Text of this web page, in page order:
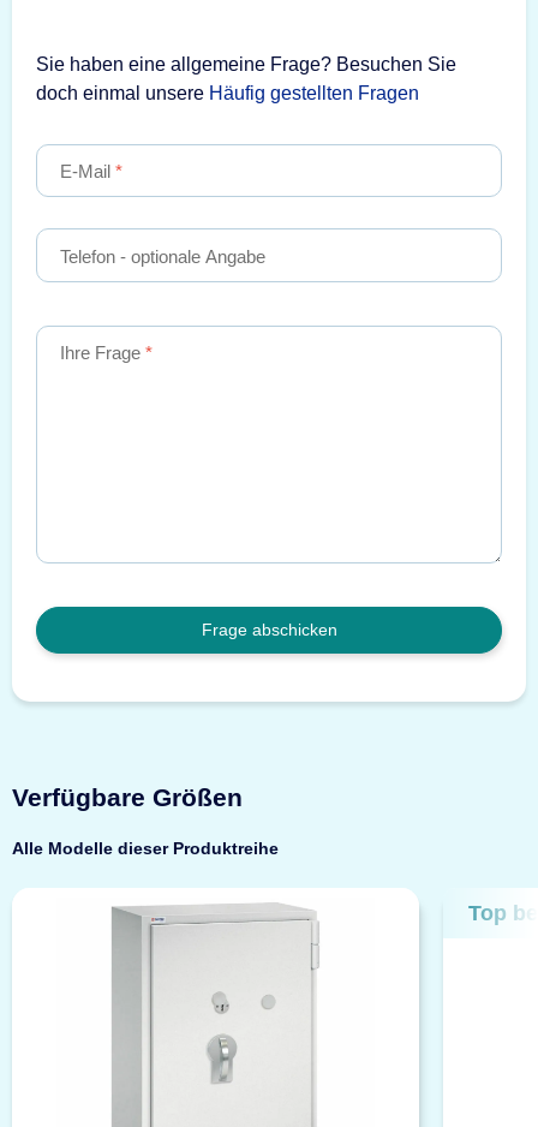
Sie haben eine allgemeine Frage? Besuchen Sie
doch einmal unsere Häufig gestellten Fragen
E-Mail
Telefon - optionale Angabe
Ihre Frage
Frage abschicken
Verfügbare Größen
Alle Modelle dieser Produktreihe
Top